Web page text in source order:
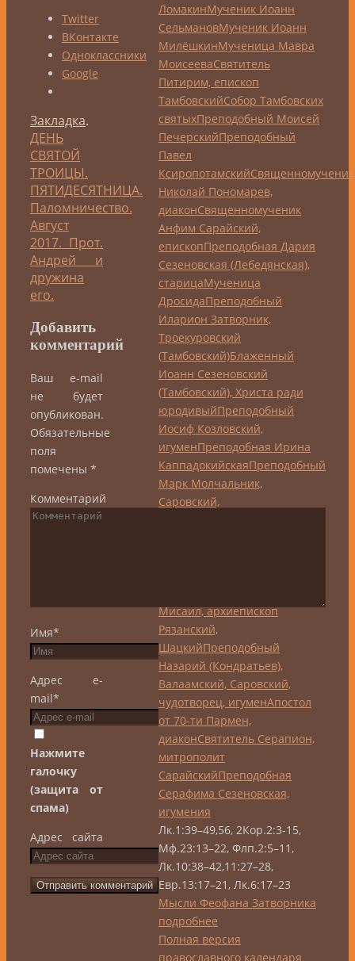
Twitter
ВКонтакте
Одноклассники
Google
Закладка.
ДЕНЬ
СВЯТОЙ
ТРОИЦЫ.
ПЯТИДЕСЯТНИЦА.
Паломничество.
Август
2017. Прот.
Андрей и
дружина
его.
Добавить
комментарий
Ваш e-mail
не будет
опубликован.
Обязательные
поля
помечены *
Комментарий
Имя*
Адрес e-
mail*
Нажмите
галочку
(защита от
спама)
Адрес сайта
ЛомакинМученик Иоанн
СельмановМученик Иоанн
МилёшкинМученица Мавра
МоисееваСвятитель
Питирим, епископ
ТамбовскийСобор Тамбовских
святыхПреподобный Моисей
ПечерскийПреподобный
Павел
КсиропотамскийСвященномученик
Николай Пономарев,
диаконСвященномученик
Анфим Сарайский,
епископПреподобная Дария
Сезеновская (Лебедянская),
старицаМученица
ДросидаПреподобный
Иларион Затворник,
Троекуровский
(Тамбовский)Блаженный
Иоанн Сезеновский
(Тамбовский), Христа ради
юродивыйПреподобный
Иосиф Козловский,
игуменПреподобная Ирина
КаппадокийскаяПреподобный
Марк Молчальник,
Саровский,
Мисаил, архиепископ
Рязанский,
ШацкийПреподобный
Назарий (Кондратьев),
Валаамский, Саровский,
чудотворец, игуменАпостол
от 70-ти Пармен,
диаконСвятитель Серапион,
митрополит
СарайскийПреподобная
Серафима Сезеновская,
игумения
Лк.1:39–49,56, 2Кор.2:3-15,
Мф.23:13–22, Флп.2:5–11,
Лк.10:38–42,11:27–28,
Евр.13:17–21, Лк.6:17–23
Мысли Феофана Затворника
подробнее
Полная версия
православного календаря